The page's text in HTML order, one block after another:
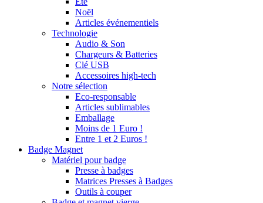
Noël
Articles événementiels
Technologie
Audio & Son
Chargeurs & Batteries
Clé USB
Accessoires high-tech
Notre sélection
Eco-responsable
Articles sublimables
Emballage
Moins de 1 Euro !
Entre 1 et 2 Euros !
Badge Magnet
Matériel pour badge
Presse à badges
Matrices Presses à Badges
Outils à couper